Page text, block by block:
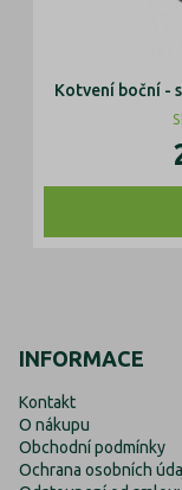
Kotvení boční -
INFORMACE
Kontakt
O nákupu
Obchodní podmínky
Ochrana osobních